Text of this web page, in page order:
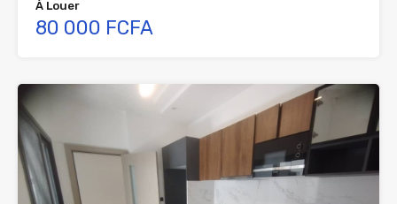
À Louer
80 000 FCFA